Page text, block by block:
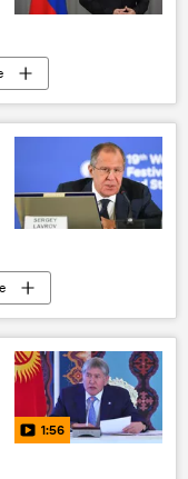
санкции
МИД РФ
1:56